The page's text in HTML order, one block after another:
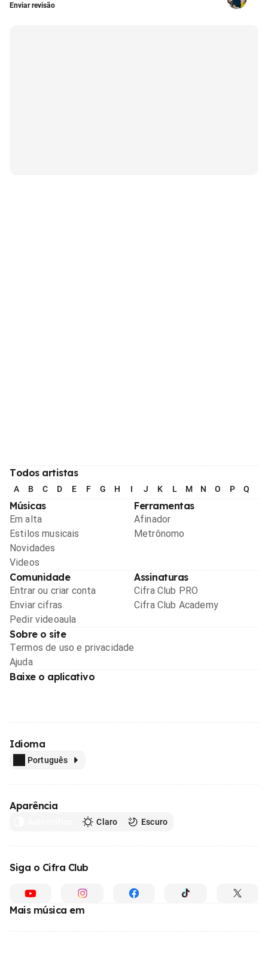
Enviar revisão
Todos artistas
A B C D E F G H I J K L M N O P Q
Músicas
Em alta
Estilos musicais
Novidades
Videos
Ferramentas
Afinador
Metrônomo
Comunidade
Entrar ou criar conta
Enviar cifras
Pedir videoaula
Assinaturas
Cifra Club PRO
Cifra Club Academy
Sobre o site
Termos de uso e privacidade
Ajuda
Baixe o aplicativo
Idioma
Português
Aparência
Claro Escuro
Siga o Cifra Club
Mais música em